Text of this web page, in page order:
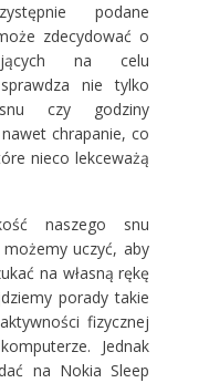
podane
zdecydować o
na celu
nie tylko
czy godziny
chrapanie, co
nieco lekceważą
naszego snu
uczyć, aby
na własną rękę
porady takie
fizycznej
Jednak
na Nokia Sleep